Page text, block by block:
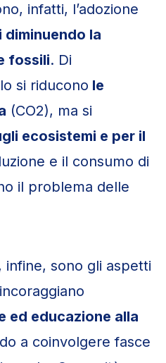
infatti, l’adozione
la
fossili. Di
si riducono le
(CO2), ma si
ecosistemi e per il
e il consumo di
il problema delle
sono gli aspetti
ed educazione alla
a coinvolgere fasce